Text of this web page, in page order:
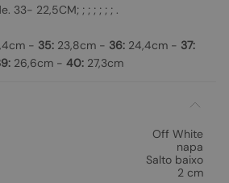
33- 22,5CM; ; ; ; ; ; ; .
- 35: 23,8cm - 36: 24,4cm - 37:
26,6cm - 40: 27,3cm
Off White
napa
Salto baixo
2 cm